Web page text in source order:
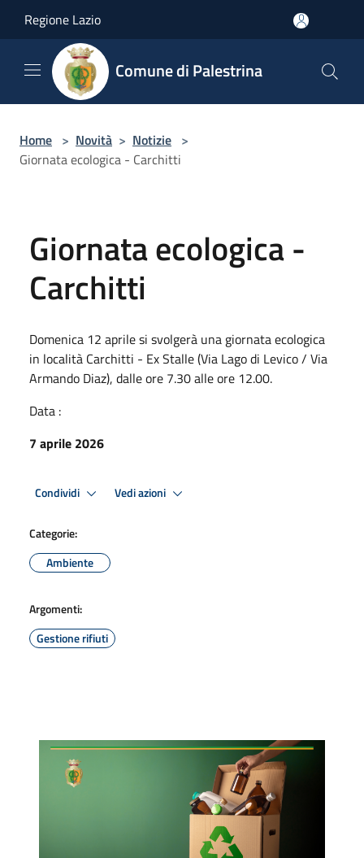
Regione Lazio
Comune di Palestrina
Home > Novità > Notizie >
Giornata ecologica - Carchitti
Giornata ecologica -
Carchitti
Domenica 12 aprile si svolgerà una giornata ecologica
in località Carchitti - Ex Stalle (Via Lago di Levico / Via
Armando Diaz), dalle ore 7.30 alle ore 12.00.
Data :
7 aprile 2026
Condividi Vedi azioni
Categorie:
Ambiente
Argomenti:
Gestione rifiuti